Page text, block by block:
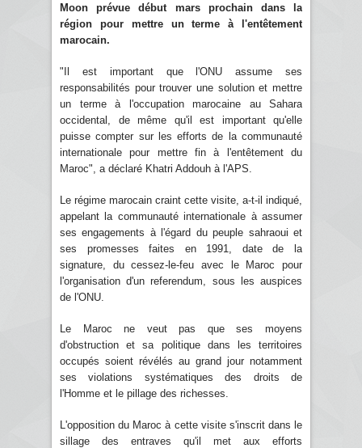
Moon prévue début mars prochain dans la
région pour mettre un terme à l'entêtement
marocain.
"Il est important que l'ONU assume ses
responsabilités pour trouver une solution et mettre
un terme à l'occupation marocaine au Sahara
occidental, de même qu'il est important qu'elle
puisse compter sur les efforts de la communauté
internationale pour mettre fin à l'entêtement du
Maroc", a déclaré Khatri Addouh à l'APS.
Le régime marocain craint cette visite, a-t-il indiqué,
appelant la communauté internationale à assumer
ses engagements à l'égard du peuple sahraoui et
ses promesses faites en 1991, date de la
signature, du cessez-le-feu avec le Maroc pour
l'organisation d'un referendum, sous les auspices
de l'ONU.
Le Maroc ne veut pas que ses moyens
d'obstruction et sa politique dans les territoires
occupés soient révélés au grand jour notamment
ses violations systématiques des droits de
l'Homme et le pillage des richesses.
L'opposition du Maroc à cette visite s'inscrit dans le
sillage des entraves qu'il met aux efforts